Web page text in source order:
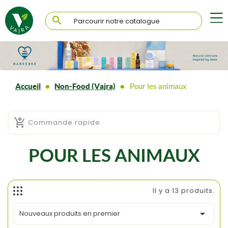

Accueil Non-Food (Vajra) Pour les animaux
POUR LES ANIMAUX
Il y a 13 produits.
Nouveaux produits en premier 
 Commande rapide